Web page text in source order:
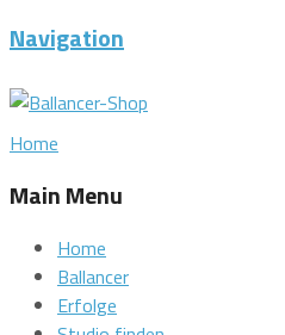
Navigation
Home
Main Menu
Home
Ballancer
Erfolge